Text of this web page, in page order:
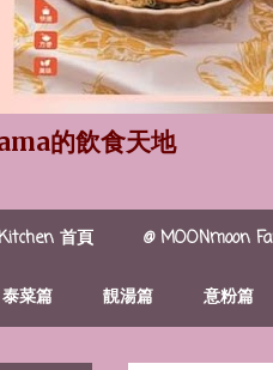
的飲食天地
首頁 @ MOONmoon
泰菜篇 靚湯篇 意粉篇